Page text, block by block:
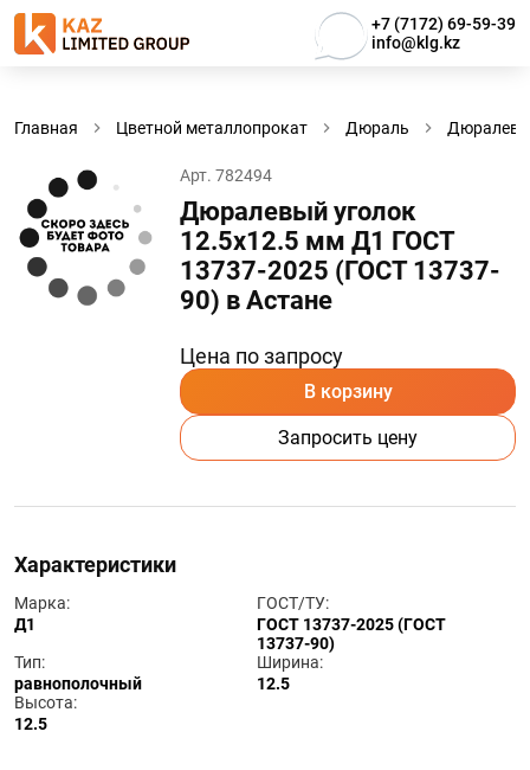
+7 (7172) 69-59-39
info@klg.kz
Главная Цветной металлопрокат Дюраль
Арт. 782494
Дюралевый уголок
12.5х12.5 мм Д1 ГОСТ
13737-2025 (ГОСТ 13737-
90) в Астанe
Цена по запросу
В корзину
Запросить цену
Характеристики
Марка:
Д1
ГОСТ/ТУ:
ГОСТ 13737-2025 (ГОСТ
13737-90)
Тип:
равнополочный
Ширина:
12.5
Высота:
12.5